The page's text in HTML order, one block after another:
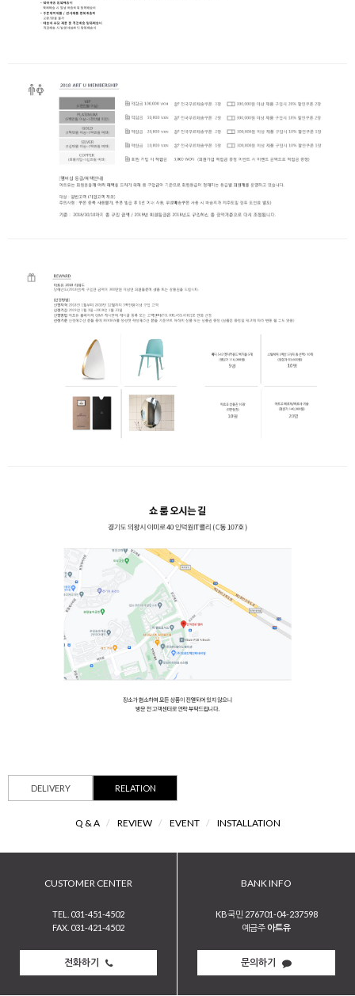
DELIVERY RELATION
Q & A / REVIEW / EVENT / INSTALLATION
CUSTOMER CENTER
TEL. 031-451-4502
FAX. 031-421-4502
전화하기
BANK INFO
KB국민 276701-04-237598
예금주 아트유
문의하기